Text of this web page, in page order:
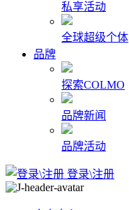
私享活动
全球超级个体
品牌
探索COLMO
品牌新闻
品牌活动
登录\注册